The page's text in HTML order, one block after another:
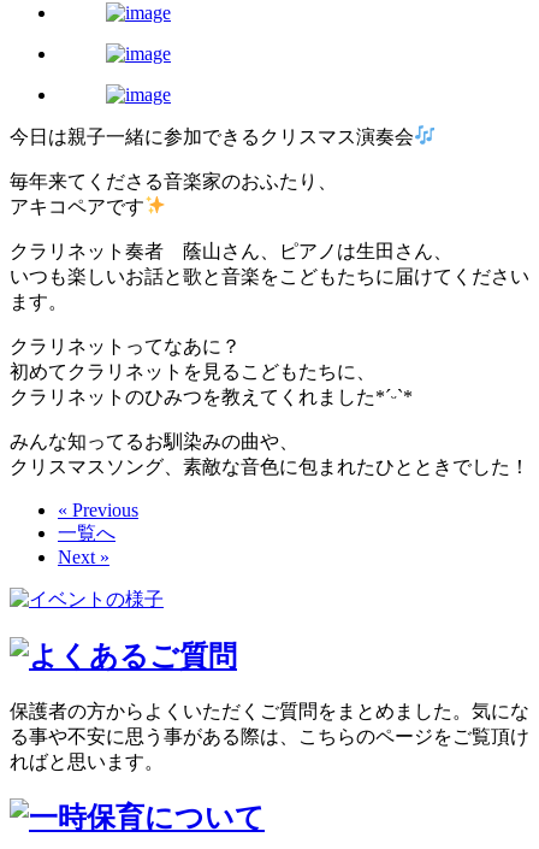
今日は親子一緒に参加できるクリスマス演奏会
毎年来てくださる音楽家のおふたり、
アキコペアです
クラリネット奏者 蔭山さん、ピアノは生田さん、
いつも楽しいお話と歌と音楽をこどもたちに届けてください
ます。
クラリネットってなあに？
初めてクラリネットを見るこどもたちに、
クラリネットのひみつを教えてくれました*ˊᵕˋ*
みんな知ってるお馴染みの曲や、
クリスマスソング、素敵な音色に包まれたひとときでした！
« Previous
一覧へ
Next »
保護者の方からよくいただくご質問をまとめました。気にな
る事や不安に思う事がある際は、こちらのページをご覧頂け
ればと思います。